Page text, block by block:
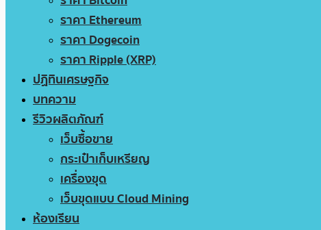
ราคา Ethereum
ราคา Dogecoin
ราคา Ripple (XRP)
ปฏิทินเศรษฐกิจ
บทความ
รีวิวผลิตภัณฑ์
เว็บซื้อขาย
กระเป๋าเก็บเหรียญ
เครื่องขุด
เว็บขุดแบบ Cloud Mining
ห้องเรียน